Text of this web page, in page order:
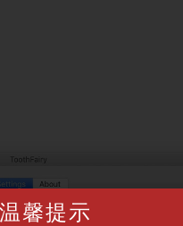
温馨提示